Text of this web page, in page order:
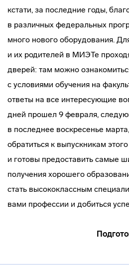
кстати, за последние годы,
в различных федеральных
много нового оборудования.
и их родителей в МИЭТе
дверей: там можно
с условиями обучения на
ответы на все интересующие
дней прошел 9 февраля,
в последнее воскресенье
обратиться к выпускникам
и готовы предоставить самые
получения хорошего
стать высококлассным
вами профессии и добиться